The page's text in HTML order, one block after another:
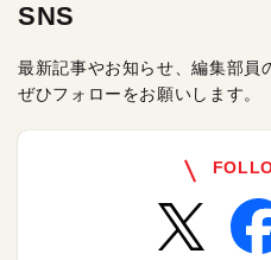
SNS
最新記事やお知らせ、編集部員
ぜひフォローをお願いします。